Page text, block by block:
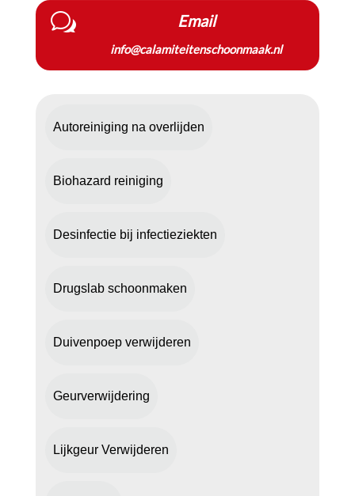
w Email
info@calamiteitenschoonmaak.nl
Autoreiniging na overlijden
Biohazard reiniging
Desinfectie bij infectieziekten
Drugslab schoonmaken
Duivenpoep verwijderen
Geurverwijdering
Lijkgeur Verwijderen